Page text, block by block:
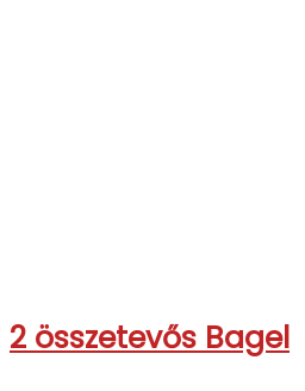
2 összetevős Bagel